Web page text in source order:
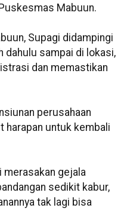
Mabuun.
Supagi didampingi
dahulu sampai di lokasi,
dan memastikan
perusahaan
harapan untuk kembali
merasakan gejala
sedikit kabur,
tak lagi bisa